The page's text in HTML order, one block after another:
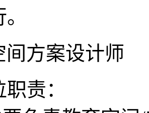
间方案设计师
责：